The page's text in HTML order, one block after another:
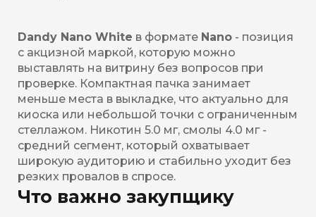
Dandy Nano White в формате Nano - позиция
с акцизной маркой, которую можно
выставлять на витрину без вопросов при
проверке. Компактная пачка занимает
меньше места в выкладке, что актуально для
киоска или небольшой точки с ограниченным
стеллажом. Никотин 5.0 мг, смолы 4.0 мг -
средний сегмент, который охватывает
широкую аудиторию и стабильно уходит без
резких провалов в спросе.
Что важно закупщику